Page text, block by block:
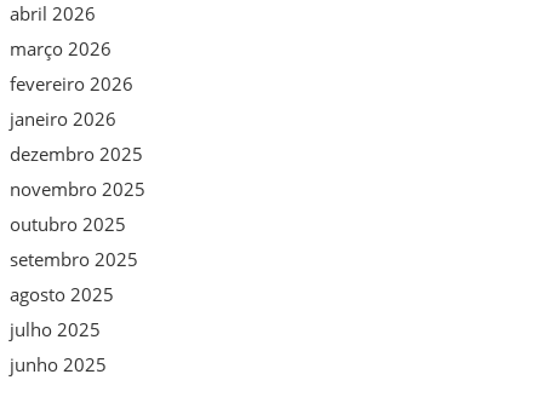
abril 2026
março 2026
fevereiro 2026
janeiro 2026
dezembro 2025
novembro 2025
outubro 2025
setembro 2025
agosto 2025
julho 2025
junho 2025